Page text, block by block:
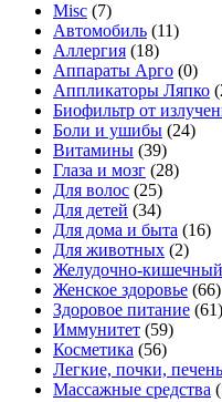
Misc (7)
Автомобиль (11)
Аллергия (18)
Аппараты Арго (0)
Аппликаторы Ляпко
Биофильтр от
Боли и ушибы (24)
Витамины (39)
Глаза и мозг (28)
Для волос (25)
Для детей (34)
Для дома и быта (16)
Для животных (2)
Желудочно-кишечный
Женское здоровье (66)
Здоровое питание (61)
Иммунитет (59)
Косметика (56)
Легкие, почки, печень
Массажные средства